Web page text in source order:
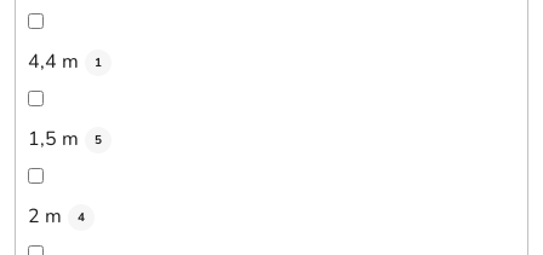
4,4 m 1
1,5 m 5
2 m 4